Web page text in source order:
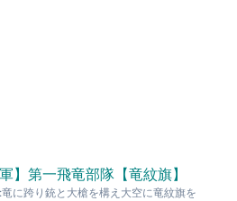
軍】第一飛竜部隊【竜紋旗】
に跨り銃と大槍を構え大空に竜紋旗を